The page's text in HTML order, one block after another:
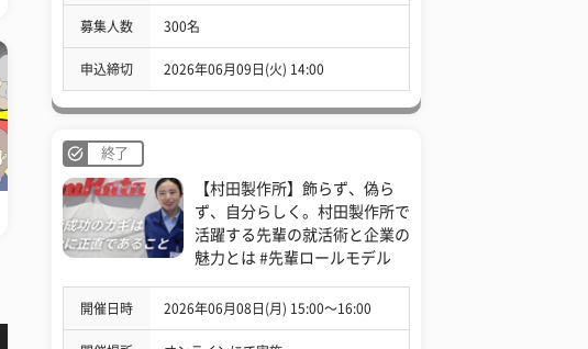
募集人数 300名
申込締切 2026年06月09日(火) 14:00
終了
【村田製作所】飾らず、偽ら
ず、自分らしく。村田製作所で
活躍する先輩の就活術と企業の
魅力とは #先輩ロールモデル
開催日時 2026年06月08日(月) 15:00〜16:00